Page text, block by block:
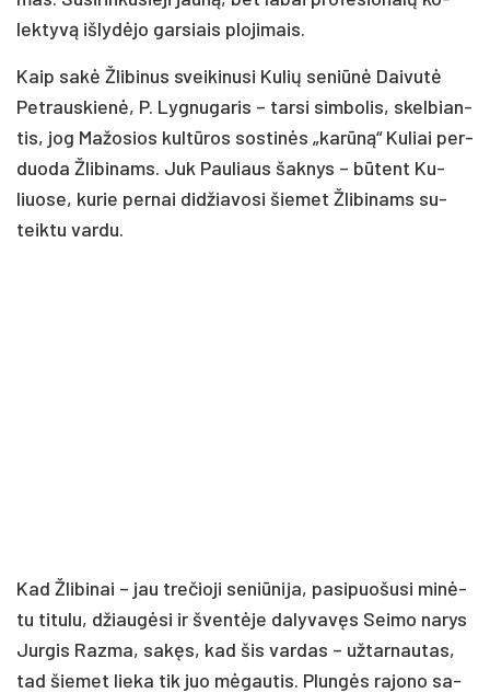
lek­ty­vą iš­ly­dė­jo gar­siais plo­ji­mais.
Kaip sa­kė Žli­bi­nus svei­ki­nu­si Ku­lių se­niū­nė Dai­vu­tė
Pet­raus­kie­nė, P. Lyg­nu­ga­ris – tar­si sim­bo­lis, skel­bian­
tis, jog Ma­žo­sios kul­tū­ros sos­ti­nės „ka­rū­ną“ Ku­liai per­
duo­da Žli­bi­nams. Juk Pau­liaus šak­nys – bū­tent Ku­
liuo­se, ku­rie per­nai di­džia­vo­si šie­met Žli­bi­nams su­
teik­tu var­du.
Kad Žli­bi­nai – jau tre­čio­ji se­niū­ni­ja, pa­si­puo­šu­si mi­nė­
tu ti­tu­lu, džiau­gė­si ir šven­tė­je da­ly­va­vęs Sei­mo na­rys
Jur­gis Raz­ma, sa­kęs, kad šis var­das – už­tar­nau­tas,
tad šie­met lie­ka tik juo mė­gau­tis. Plun­gės ra­jo­no sa­